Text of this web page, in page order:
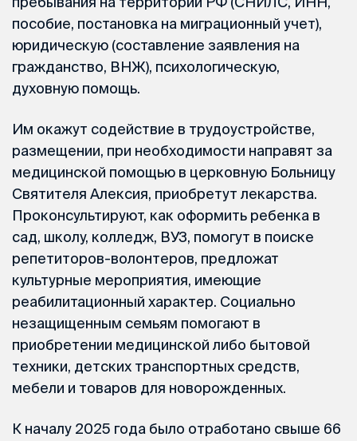
пособие, постановка на миграционный учет),
юридическую (составление заявления на
гражданство, ВНЖ), психологическую,
духовную помощь.
Им окажут содействие в трудоустройстве,
размещении, при необходимости направят за
медицинской помощью в церковную Больницу
Святителя Алексия, приобретут лекарства.
Проконсультируют, как оформить ребенка в
сад, школу, колледж, ВУЗ, помогут в поиске
репетиторов-волонтеров, предложат
культурные мероприятия, имеющие
реабилитационный характер. Социально
незащищенным семьям помогают в
приобретении медицинской либо бытовой
техники, детских транспортных средств,
мебели и товаров для новорожденных.
К началу 2025 года было отработано свыше 66